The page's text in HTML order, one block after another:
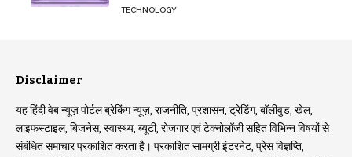
TECHNOLOGY
Disclaimer
यह हिंदी वेब न्यूज़ पोर्टल ब्रेकिंग न्यूज़, राजनीति, प्रशासन, ट्रेडिंग, बॉलीवुड, खेल,
लाइफस्टाइल, बिजनेस, स्वास्थ्य, ब्यूटी, रोजगार एवं टेक्नोलॉजी सहित विभिन्न विषयों से
संबंधित समाचार प्रकाशित करता है। प्रकाशित सामग्री इंटरनेट, प्रेस विज्ञप्ति,